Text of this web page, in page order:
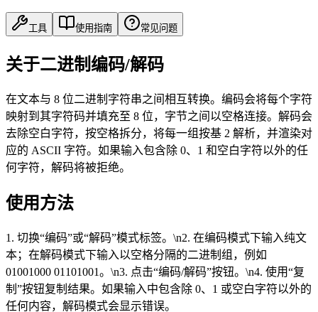
工具 使用指南 常见问题
关于二进制编码/解码
在文本与 8 位二进制字符串之间相互转换。编码会将每个字符
映射到其字符码并填充至 8 位，字节之间以空格连接。解码会
去除空白字符，按空格拆分，将每一组按基 2 解析，并渲染对
应的 ASCII 字符。如果输入包含除 0、1 和空白字符以外的任
何字符，解码将被拒绝。
使用方法
1. 切换“编码”或“解码”模式标签。\n2. 在编码模式下输入纯文
本；在解码模式下输入以空格分隔的二进制组，例如
01001000 01101001。\n3. 点击“编码/解码”按钮。\n4. 使用“复
制”按钮复制结果。如果输入中包含除 0、1 或空白字符以外的
任何内容，解码模式会显示错误。